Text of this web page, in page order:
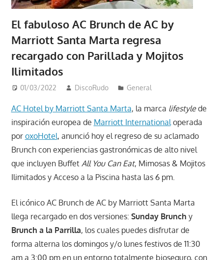
El fabuloso AC Brunch de AC by
Marriott Santa Marta regresa
recargado con Parillada y Mojitos
Ilimitados
01/03/2022 DiscoRudo General
AC Hotel by Marriott Santa Marta, la marca lifestylede
inspiración europea de Marriott Internationaloperada
por oxoHotel, anunció hoy el regreso de su aclamado
Brunch con experiencias gastronómicas de alto nivel
que incluyen Buffet All You Can Eat, Mimosas & Mojitos
Ilimitados y Acceso a la Piscina hasta las 6 pm.
El icónico AC Brunch de AC by Marriott Santa Marta
llega recargado en dos versiones: Sunday Brunch y
Brunch a la Parrilla, los cuales puedes disfrutar de
forma alterna los domingos y/o lunes festivos de 11:30
am a 3:00 pm en un entorno totalmente bioseguro, con